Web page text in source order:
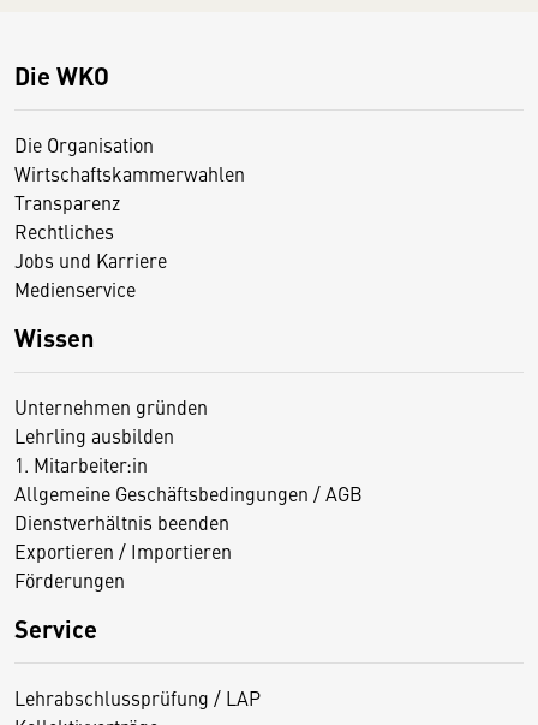
Die WKO
Die Organisation
Wirtschaftskammerwahlen
Transparenz
Rechtliches
Jobs und Karriere
Medienservice
Wissen
Unternehmen gründen
Lehrling ausbilden
1. Mitarbeiter:in
Allgemeine Geschäftsbedingungen / AGB
Dienstverhältnis beenden
Exportieren / Importieren
Förderungen
Service
Lehrabschlussprüfung / LAP